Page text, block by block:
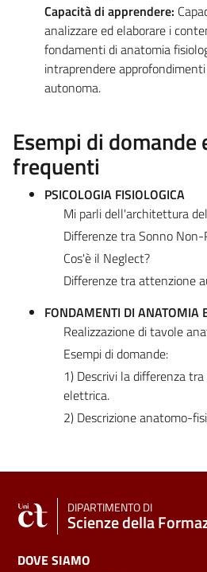
Capacità di apprendere:
analizzare ed elaborare i
fondamenti di anatomia
intraprendere
autonoma.
Esempi di domande
frequenti
PSICOLOGIA FISIOLOGICA
Mi parli dell'architettura
Differenze tra Sonno Non-
Cos'è il Neglect?
Differenze tra attenzione
FONDAMENTI DI ANATOMIA
Realizzazione di tavole
Esempi di domande:
1) Descrivi la differenza
elettrica.
2) Descrizione anatomo-
DIPARTIMENTO DI
Scienze della
DOVE SIAMO